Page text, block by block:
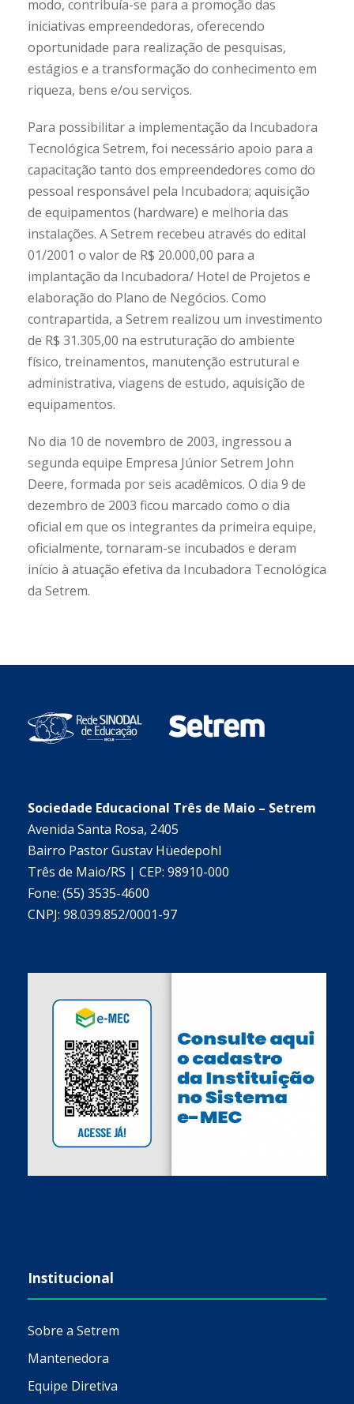
modo, contribuía-se para a promoção das
iniciativas empreendedoras, oferecendo
oportunidade para realização de pesquisas,
estágios e a transformação do conhecimento em
riqueza, bens e/ou serviços.
Para possibilitar a implementação da Incubadora
Tecnológica Setrem, foi necessário apoio para a
capacitação tanto dos empreendedores como do
pessoal responsável pela Incubadora; aquisição
de equipamentos (hardware) e melhoria das
instalações. A Setrem recebeu através do edital
01/2001 o valor de R$ 20.000,00 para a
implantação da Incubadora/ Hotel de Projetos e
elaboração do Plano de Negócios. Como
contrapartida, a Setrem realizou um investimento
de R$ 31.305,00 na estruturação do ambiente
físico, treinamentos, manutenção estrutural e
administrativa, viagens de estudo, aquisição de
equipamentos.
No dia 10 de novembro de 2003, ingressou a
segunda equipe Empresa Júnior Setrem John
Deere, formada por seis acadêmicos. O dia 9 de
dezembro de 2003 ficou marcado como o dia
oficial em que os integrantes da primeira equipe,
oficialmente, tornaram-se incubados e deram
início à atuação efetiva da Incubadora Tecnológica
da Setrem.
Sociedade Educacional Três de Maio – Setrem
Avenida Santa Rosa, 2405
Bairro Pastor Gustav Hüedepohl
Três de Maio/RS | CEP: 98910-000
Fone: (55) 3535-4600
CNPJ: 98.039.852/0001-97
Institucional
Sobre a Setrem
Mantenedora
Equipe Diretiva